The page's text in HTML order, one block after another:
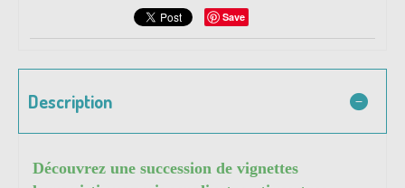
Save
Description
Découvrez une succession de vignettes